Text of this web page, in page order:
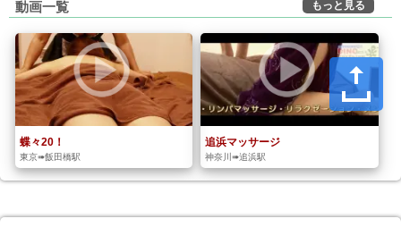
動画一覧 もっと見る
蝶々20！
東京➠飯田橋駅
追浜マッサージ
神奈川➠追浜駅